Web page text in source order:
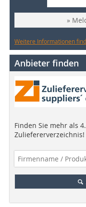
»
Weitere Informationen
Anbieter finden
Finden Sie mehr als
Zuliefererverzeichnis!